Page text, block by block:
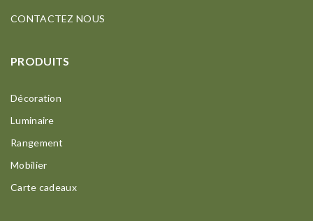
CONTACTEZ NOUS
PRODUITS
Décoration
Luminaire
Rangement
Mobilier
Carte cadeaux